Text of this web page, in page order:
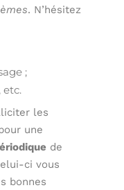
. N’hésitez
;
etc.
les
une
de
ci vous
bonnes